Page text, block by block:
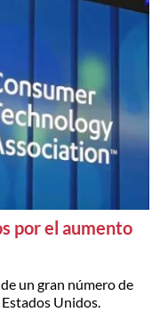
por el aumento
un gran número de
Unidos.